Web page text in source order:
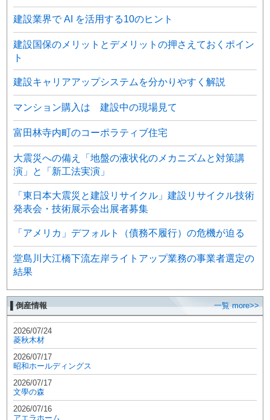
建設業界で AI を活用する10のヒント
建設国保のメリットとデメリットの押さえておくポイン
ト
建設キャリアアップシステムを分かりやすく解説
マンション購入は 建設中の現場見て
富田林寺内町のコーポラティブ住宅
大震災への備え「地盤の液状化のメカニズムと対策講
演」と「新工法実演」
「東日本大震災と建設リサイクル」建設リサイクル技術
発表会・技術展示会出展者募集
「アメリカ」デフォルト（債務不履行）の危機が迫る
堂島川大江橋下流左岸ライトアップ業務の事業者選定の
結果
▌倒産情報 一覧 more>>
2026/07/24
菱秋木材
2026/07/17
昭和ホールディングス
2026/07/17
文學の森
2026/07/16
アエラホーム